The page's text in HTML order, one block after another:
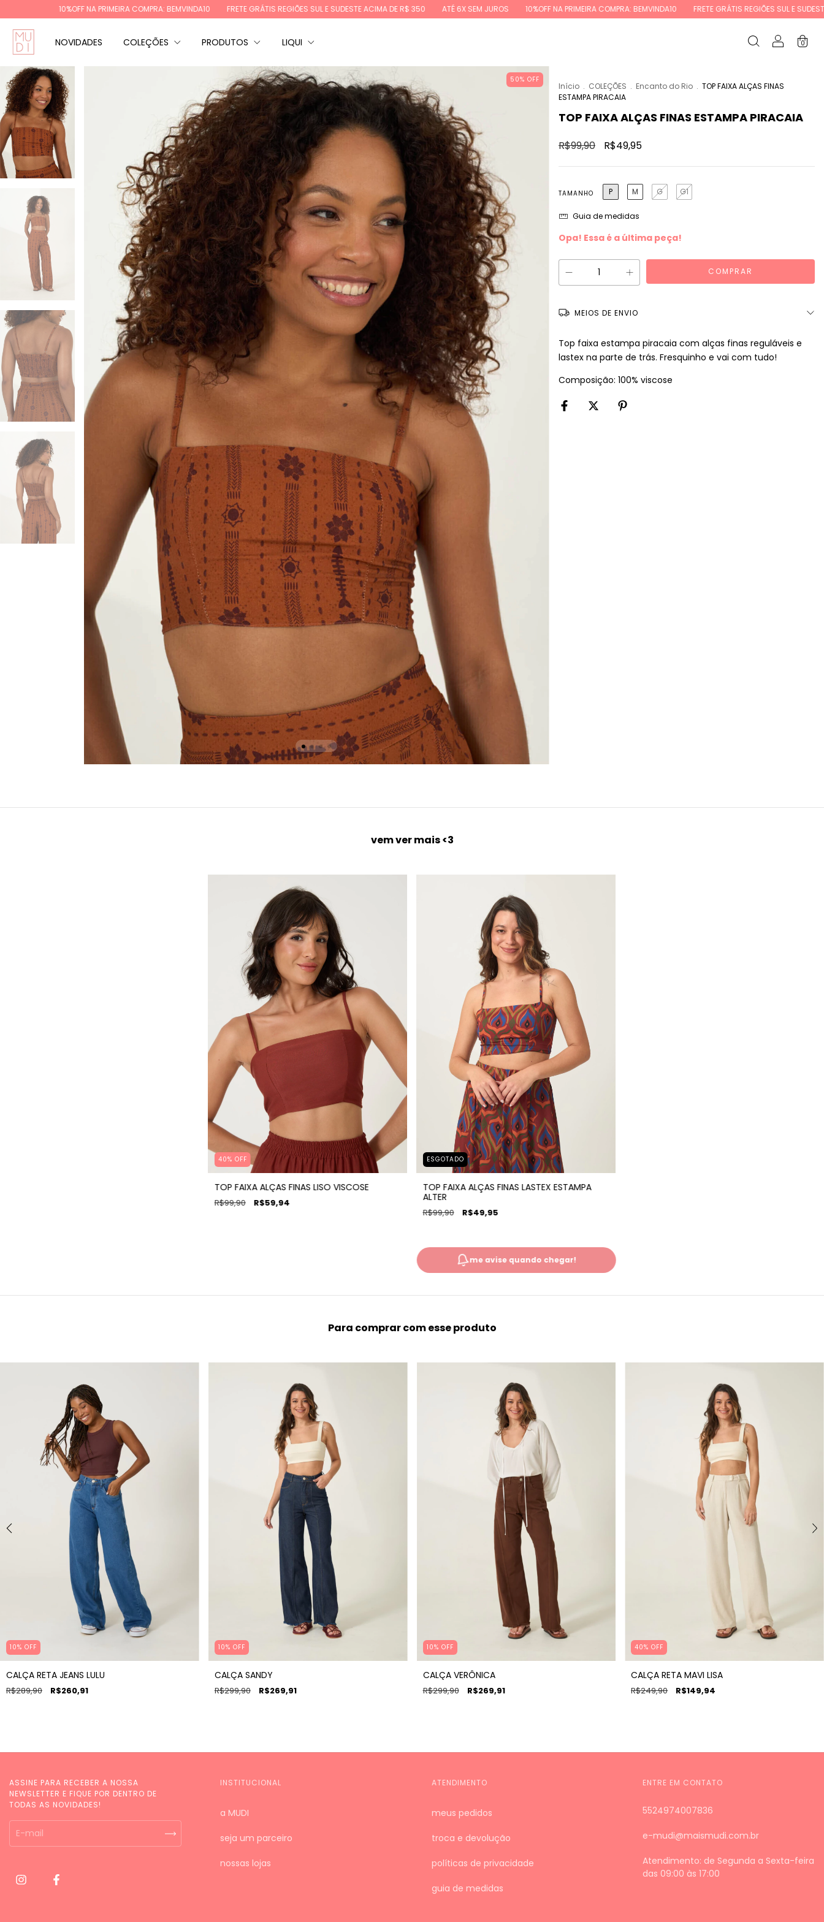
NA PRIMEIRA COMPRA: BEMVINDA10 FRETE GRÁTIS REGIÕES SUL E SUDESTE ACIMA DE R$ 350 ATÉ 6X SEM JUROS 10%OFF NA PRIMEIRA COMPRA: BEMVINDA10 FRETE GRÁTIS REGIÕES SUL E SUDESTE ACIMA DE R$ 350
NOVIDADES COLEÇÕES PRODUTOS LIQUI 0
50% OFF
Início . COLEÇÕES . Encanto do Rio . TOP FAIXA ALÇAS FINAS
ESTAMPA PIRACAIA
TOP FAIXA ALÇAS FINAS ESTAMPA PIRACAIA
R$99,90 R$49,95
TAMANHO P M G G1
Guia de medidas
Opa! Essa é a última peça!
MEIOS DE ENVIO
Top faixa estampa piracaia com alças finas reguláveis e
lastex na parte de trás. Fresquinho e vai com tudo!
Composição: 100% viscose
vem ver mais <3
40% OFF
TOP FAIXA ALÇAS FINAS LISO VISCOSE
R$99,90 R$59,94
ESGOTADO
TOP FAIXA ALÇAS FINAS LASTEX ESTAMPA
ALTER
R$99,90 R$49,95
me avise quando chegar!
Para comprar com esse produto
10% OFF
CALÇA RETA JEANS LULU
R$289,90 R$260,91
10% OFF
CALÇA SANDY
R$299,90 R$269,91
10% OFF
CALÇA VERÔNICA
R$299,90 R$269,91
40% OFF
CALÇA RETA MAVI LISA
R$249,90 R$149,94
ASSINE PARA RECEBER A NOSSA
NEWSLETTER E FIQUE POR DENTRO DE
TODAS AS NOVIDADES!
INSTITUCIONAL
a MUDI
seja um parceiro
nossas lojas
ATENDIMENTO
meus pedidos
troca e devolução
políticas de privacidade
guia de medidas
ENTRE EM CONTATO
5524974007836
e-mudi@maismudi.com.br
Atendimento: de Segunda a Sexta-feira
das 09:00 às 17:00